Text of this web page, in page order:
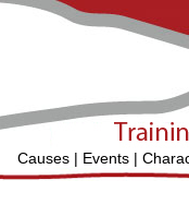
Causes | Events |